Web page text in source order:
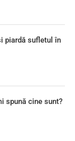
piardă sufletul în
spună cine sunt?